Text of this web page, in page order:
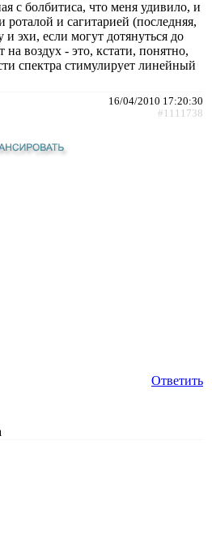
с болбитиса, что меня удивило, и
роталой и сагитарией (последняя,
эхи, если могут дотянуться до
воздух - это, кстати, понятно,
спектра стимулирует линейный
16/04/2010 17:20:30
#1111738
Ответить